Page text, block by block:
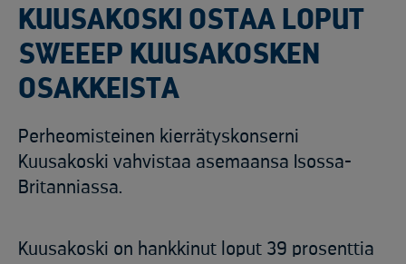
KUUSAKOSKI OSTAA LOPUT
SWEEEP KUUSAKOSKEN
OSAKKEISTA
Perheomisteinen kierrätyskonserni
Kuusakoski vahvistaa asemaansa Isossa-
Britanniassa.
Kuusakoski on hankkinut loput 39 prosenttia